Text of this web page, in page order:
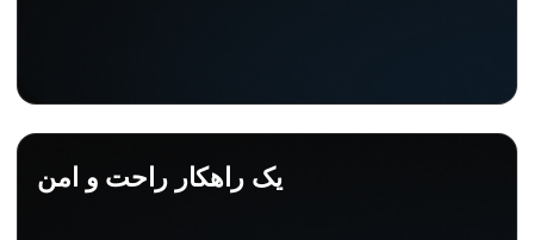
یک راهکار راحت و امن